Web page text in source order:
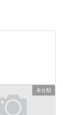
未分類